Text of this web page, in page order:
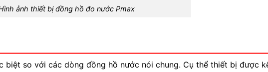
ảnh thiết bị đồng hồ đo nước Pmax
biệt so với các dòng đồng hồ nước nói chung. Cụ thể thiết bị được